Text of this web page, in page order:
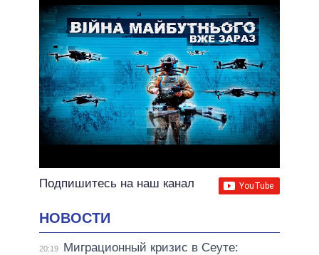
ВСЕ ОБЕЩАНИЯ
АРХИВНЫЕ ОБЕЩАНИЯ
Подпишитесь на наш канал
НОВОСТИ
20:19
Миграционный кризис в Сеуте: